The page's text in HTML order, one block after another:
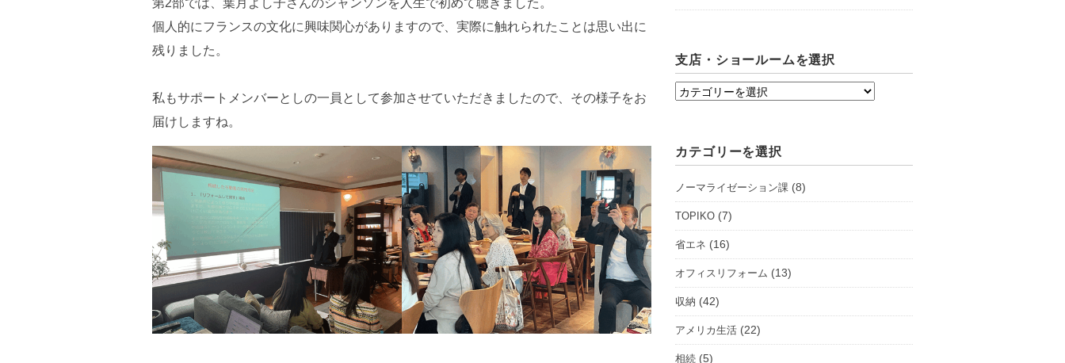
第2部では、葉月よし子さんのシャンソンを人生で初めて聴きました。
個人的にフランスの文化に興味関心がありますので、実際に触れられたことは思い出に
残りました。
私もサポートメンバーとしの一員として参加させていただきましたので、その様子をお
届けしますね。
支店・ショールームを選択
支
ョ
ル
ー
を
選
択
カテゴリーを選択
ノーマライゼーション課 (8)
TOPIKO (7)
省エネ (16)
オフィスリフォーム (13)
収納 (42)
アメリカ生活 (22)
相続 (5)